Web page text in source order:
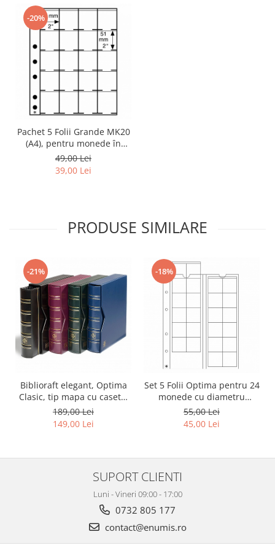
-20%
Pachet 5 Folii Grande MK20
(A4), pentru monede în
cartonașe, 50X50 mm
49,00 Lei
39,00 Lei
PRODUSE SIMILARE
-21%
Biblioraft elegant, Optima
Clasic, tip mapa cu caseta,
diferite culori
189,00 Lei
149,00 Lei
-18%
Set 5 Folii Optima pentru 24
monede cu diametru
maxim 34 mm
55,00 Lei
45,00 Lei
SUPORT CLIENTI
Luni - Vineri 09:00 - 17:00
0732 805 177
contact@enumis.ro